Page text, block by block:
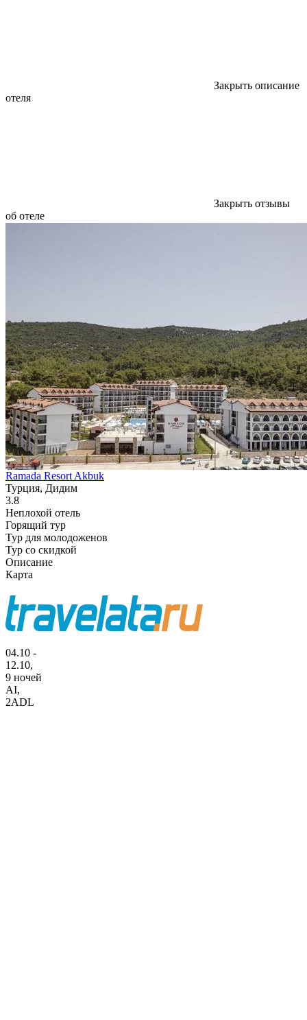
Закрыть описание
отеля
Закрыть отзывы
об отеле
Ramada Resort Akbuk
Турция, Дидим
3.8
Неплохой отель
Горящий тур
Тур для молодоженов
Тур со скидкой
Описание
Карта
04.10 -
12.10,
9 ночей
AI,
2ADL